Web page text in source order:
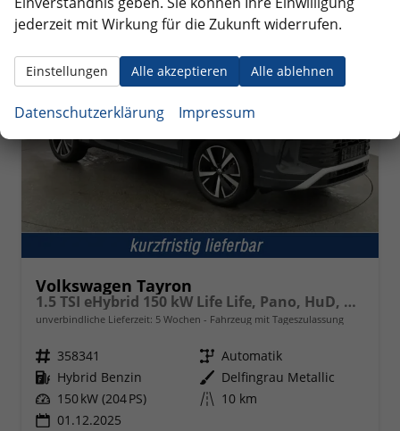
ab 472,– € mtl.
Volkswagen Tayron
1.5 TSI eHybrid 150 kW Life Life, Pano, HuD, AHK, AreaView, Side, Navi, Winter, 5-J. Garantie
unverbindliche Lieferzeit: 5 Wochen Fahrzeug mit Tageszulassung
Fahrzeugnr. 358341 Getriebe Automatik
Kraftstoff Hybrid Benzin Außenfarbe Delfingrau Metallic
Leistung 150 kW (204 PS) Kilometerstand 10 km
01.12.2025
jederzeit mit Wirkung für die Zukunft widerrufen.
Alle akzeptieren Alle ablehnen
Einstellungen
Datenschutzerklärung Impressum